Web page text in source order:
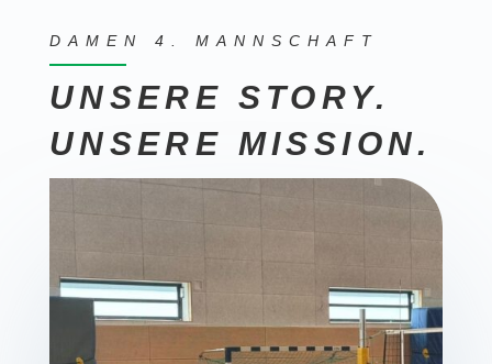
DAMEN 4. MANNSCHAFT
UNSERE STORY.
UNSERE MISSION.